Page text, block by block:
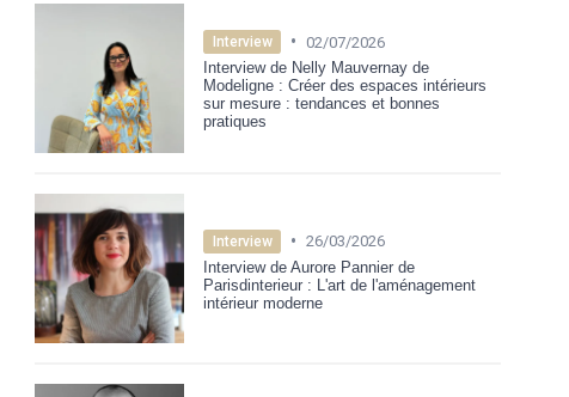
Interview • 02/07/2026
Interview de Nelly Mauvernay de
Modeligne : Créer des espaces intérieurs
sur mesure : tendances et bonnes
pratiques
Interview • 26/03/2026
Interview de Aurore Pannier de
Parisdinterieur : L'art de l'aménagement
intérieur moderne